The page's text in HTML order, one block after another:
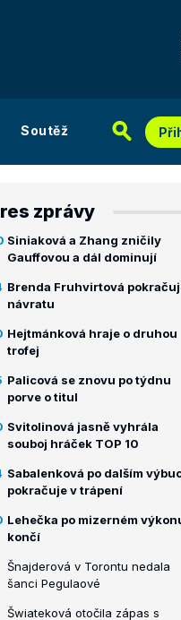
Soutěž
zprávy
Siniaková a Zhang zničily
Gauffovou a dál dominují
Brenda Fruhvirtová
návratu
Hejtmánková hraje o druhou
trofej
Palicová se znovu po týdnu
porve o titul
Svitolinová jasně vyhrála
souboj hráček TOP 10
Sabalenková po dalším
pokračuje v trápení
Lehečka po mizerném
končí
Šnajderová v Torontu nedala
šanci Pegulaové
Šwiateková otočila zápas s